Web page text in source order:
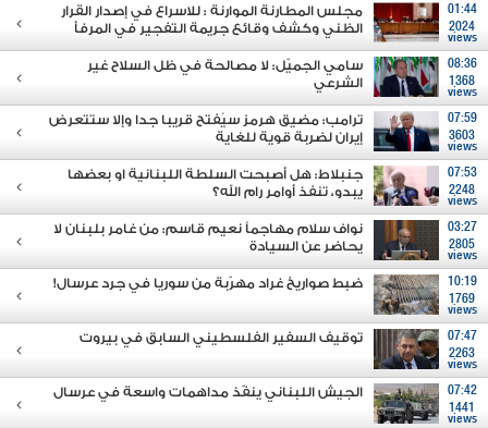
01:44
2024
views
مجلس المطارنة الموارنة : للاسراع في إصدار القرار
الظني وكشف وقائع جريمة التفجير في المرفأ
08:36
1368
views
سامي الجميّل: لا مصالحة في ظل السلاح غير
الشرعي
07:59
3603
views
ترامب: مضيق هرمز سيُفتح قريبا جدا وإلا ستتعرض
إيران لضربة قوية للغاية
07:53
2248
views
جنبلاط: هل أصبحت السلطة اللبنانية او بعضها
يبدو، تنفذ أوامر رام الله؟
03:27
2805
views
نواف سلام مهاجماً نعيم قاسم: من غامر بلبنان لا
يحاضر عن السيادة
10:19
1769
views
ضبط صواريخ غراد مهرّبة من سوريا في جرد عرسال!
07:47
2263
views
توقيف السفير الفلسطيني السابق في بيروت
07:42
1441
views
الجيش اللبناني ينفّذ مداهمات واسعة في عرسال